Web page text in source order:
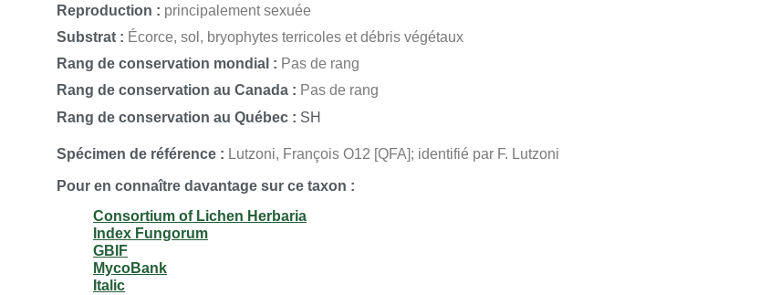
Reproduction : principalement sexuée
Substrat : Écorce, sol, bryophytes terricoles et débris végétaux
Rang de conservation mondial : Pas de rang
Rang de conservation au Canada : Pas de rang
Rang de conservation au Québec : SH
Spécimen de référence : Lutzoni, François O12 [QFA]; identifié par F. Lutzoni
Pour en connaître davantage sur ce taxon :
Consortium of Lichen Herbaria
Index Fungorum
GBIF
MycoBank
Italic